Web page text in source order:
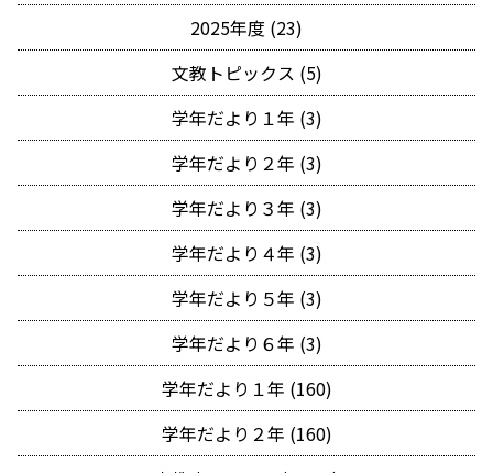
2025年度 (23)
文教トピックス (5)
学年だより１年 (3)
学年だより２年 (3)
学年だより３年 (3)
学年だより４年 (3)
学年だより５年 (3)
学年だより６年 (3)
学年だより１年 (160)
学年だより２年 (160)